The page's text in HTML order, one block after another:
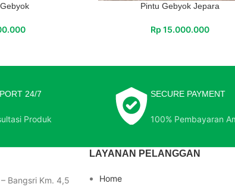
Pintu Gebyok Jepara
Rp 15.000.000
24/7
Produk
SECURE PAYMENT
100% Pembayaran
Bangsri Km. 4,5
LAYANAN PELANGGAN
Home